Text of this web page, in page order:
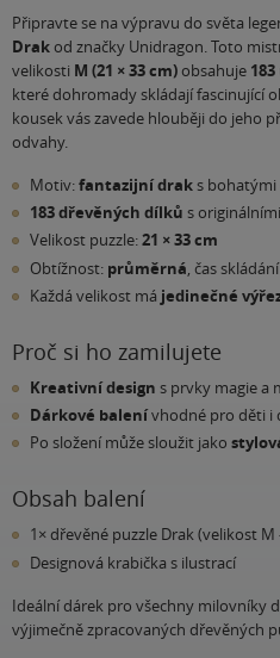
Připravte se na výpravu do světa
Drakod značky Unidragon. Toto
velikosti M (21 × 33 cm)obsahuje
které dohromady skládají fascinující
kousek vás zavede hlouběji do jeho
odvahy.
Motiv:fantazijní draks
183 dřevěných dílků s
Velikost puzzle:21 × 33 cm
Obtížnost: průměrná, čas
Každá velikost má jedinečné
Proč si ho zamilujete
Kreativní design s prvky magie a
Dárkové balenívhodné pro děti i
Po složení může sloužit jako
Obsah balení
1× dřevěné puzzle Drak (velikost M
Designová krabička s ilustrací
Ideální dárek pro všechny milovníky
výjimečně zpracovaných dřevěných